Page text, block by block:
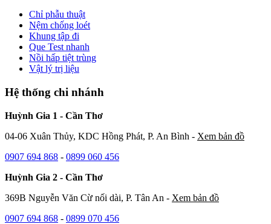
Chỉ phẫu thuật
Nệm chống loét
Khung tập đi
Que Test nhanh
Nồi hấp tiệt trùng
Vật lý trị liệu
Hệ thống chi nhánh
Huỳnh Gia 1 - Cần Thơ
04-06 Xuân Thủy, KDC Hồng Phát, P. An Bình - Xem bản đồ
0907 694 868 - 0899 060 456
Huỳnh Gia 2 - Cần Thơ
369B Nguyễn Văn Cừ nối dài, P. Tân An - Xem bản đồ
0907 694 868 - 0899 070 456